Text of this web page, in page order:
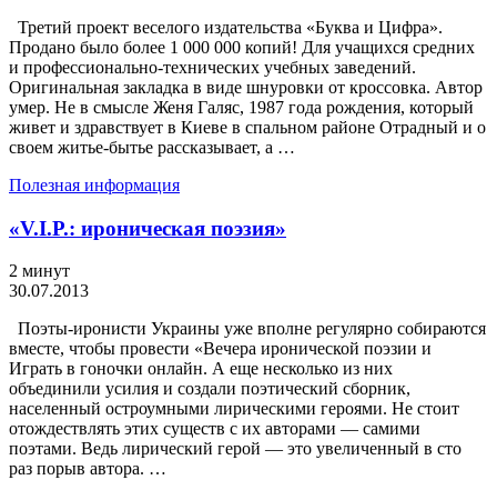
Третий проект веселого издательства «Буква и Цифра».
Продано было более 1 000 000 копий! Для учащихся средних
и профессионально-технических учебных заведений.
Оригинальная закладка в виде шнуровки от кроссовка. Автор
умер. Не в смысле Женя Галяс, 1987 года рождения, который
живет и здравствует в Киеве в спальном районе Отрадный и о
своем житье-бытье рассказывает, а …
Полезная информация
«V.I.P.: ироническая поэзия»
2 минут
30.07.2013
Поэты-иронисти Украины уже вполне регулярно собираются
вместе, чтобы провести «Вечера иронической поэзии и
Играть в гоночки онлайн. А еще несколько из них
объединили усилия и создали поэтический сборник,
населенный остроумными лирическими героями. Не стоит
отождествлять этих существ с их авторами — самими
поэтами. Ведь лирический герой — это увеличенный в сто
раз порыв автора. …